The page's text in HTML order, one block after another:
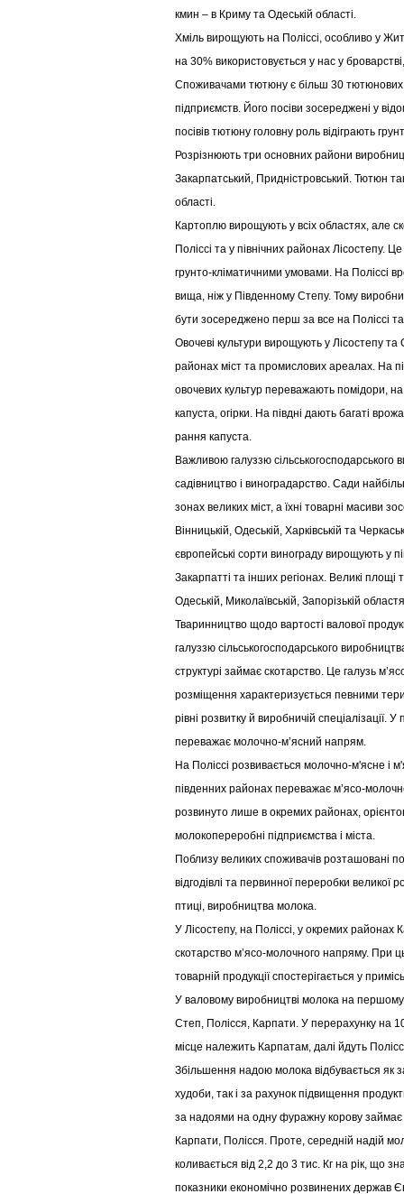
кмин – в Криму та Одеській області.
Хміль вирощують на Поліссі, особливо у
на 30% використовується у нас у
Споживачами тютюну є більш 30 тютюнових
підприємств. Його посіви зосереджені у
посівів тютюну головну роль відіграють
Розрізнюють три основних райони
Закарпатський, Придністровський. Тютюн
області.
Картоплю вирощують у всіх областях, але
Поліссі та у північних районах Лісостепу.
грунто-кліматичними умовами. На Поліссі
вища, ніж у Південному Степу. Тому
бути зосереджено перш за все на Поліссі та
Овочеві культури вирощують у Лісостепу та
районах міст та промислових ареалах. На
овочевих культур переважають помідори,
капуста, огірки. На півдні дають багаті
рання капуста.
Важливою галуззю сільськогосподарського
садівництво і виноградарство. Сади
зонах великих міст, а їхні товарні масиви
Вінницькій, Одеській, Харківській та
європейські сорти винограду вирощують у
Закарпатті та інших регіонах. Великі площі
Одеській, Миколаївській, Запорізькій
Тваринництво щодо вартості валової
галуззю сільськогосподарського
структурі займає скотарство. Це галузь
розміщення характеризується певними
рівні розвитку й виробничій спеціалізації. У
переважає молочно-м’ясний напрям.
На Поліссі розвивається молочно-м'ясне і
південних районах переважає м’ясо-
розвинуто лише в окремих районах,
молокопереробні підприємства і міста.
Поблизу великих споживачів розташовані
відгодівлі та первинної переробки великої
птиці, виробництва молока.
У Лісостепу, на Поліссі, у окремих районах
скотарство м’ясо-молочного напряму. При
товарній продукції спостерігається у
У валовому виробництві молока на першому
Степ, Полісся, Карпати. У перерахунку на
місце належить Карпатам, далі йдуть
Збільшення надою молока відбувається як
худоби, так і за рахунок підвищення
за надоями на одну фуражну корову
Карпати, Полісся. Проте, середній надій
коливається від 2,2 до 3 тис. Кг на рік, що
показники економічно розвинених держав